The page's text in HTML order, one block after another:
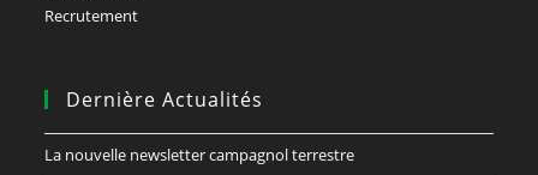
Recrutement
Dernière Actualités
La nouvelle newsletter campagnol terrestre